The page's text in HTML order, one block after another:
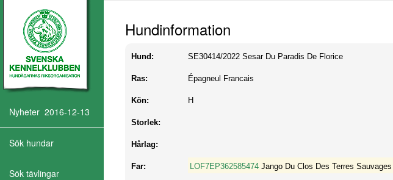
Nyheter 2016-12-13
Sök hundar
Sök tävlingar
Hundinformation
Hund: SE30414/2022 Sesar Du Paradis De Florice
Ras: Épagneul Francais
Kön: H
Storlek:
Hårlag:
Far: LOF7EP362585474 Jango Du Clos Des Terres Sauvages